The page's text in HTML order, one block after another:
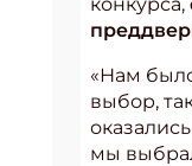
«Нам
выбор,
мы